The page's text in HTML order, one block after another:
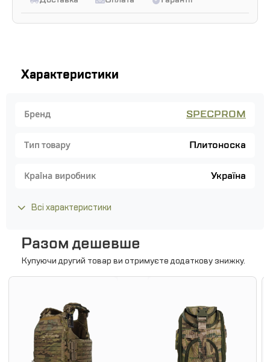
Характеристики
Бренд SPECPROM
Тип товару Плитоноска
Країна виробник Україна
Всі характеристики
Разом дешевше
Купуючи другий товар ви отримуєте додаткову знижку.